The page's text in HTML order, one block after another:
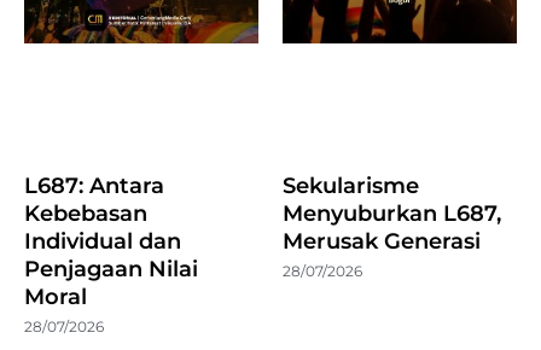
L687: Antara
Kebebasan
Individual dan
Penjagaan Nilai
Moral
28/07/2026
Sekularisme
Menyuburkan L687,
Merusak Generasi
28/07/2026